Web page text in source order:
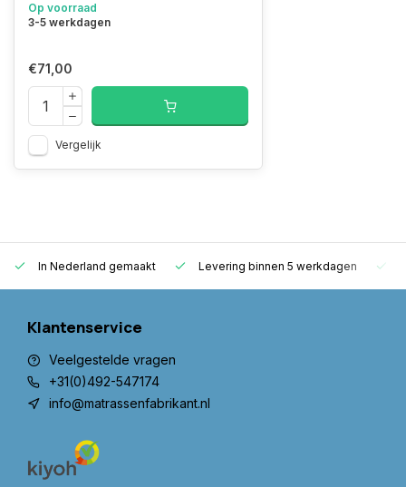
Op voorraad
3-5 werkdagen
€71,00
Vergelijk
In Nederland gemaakt Levering binnen 5 werkdagen
Klantenservice
Veelgestelde vragen
+31(0)492-547174
info@matrassenfabrikant.nl